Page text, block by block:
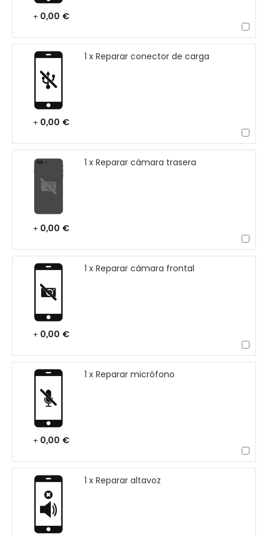
+ 0,00 €
1 x Reparar conector de carga
+ 0,00 €
1 x Reparar cámara trasera
+ 0,00 €
1 x Reparar cámara frontal
+ 0,00 €
1 x Reparar micrófono
+ 0,00 €
1 x Reparar altavoz